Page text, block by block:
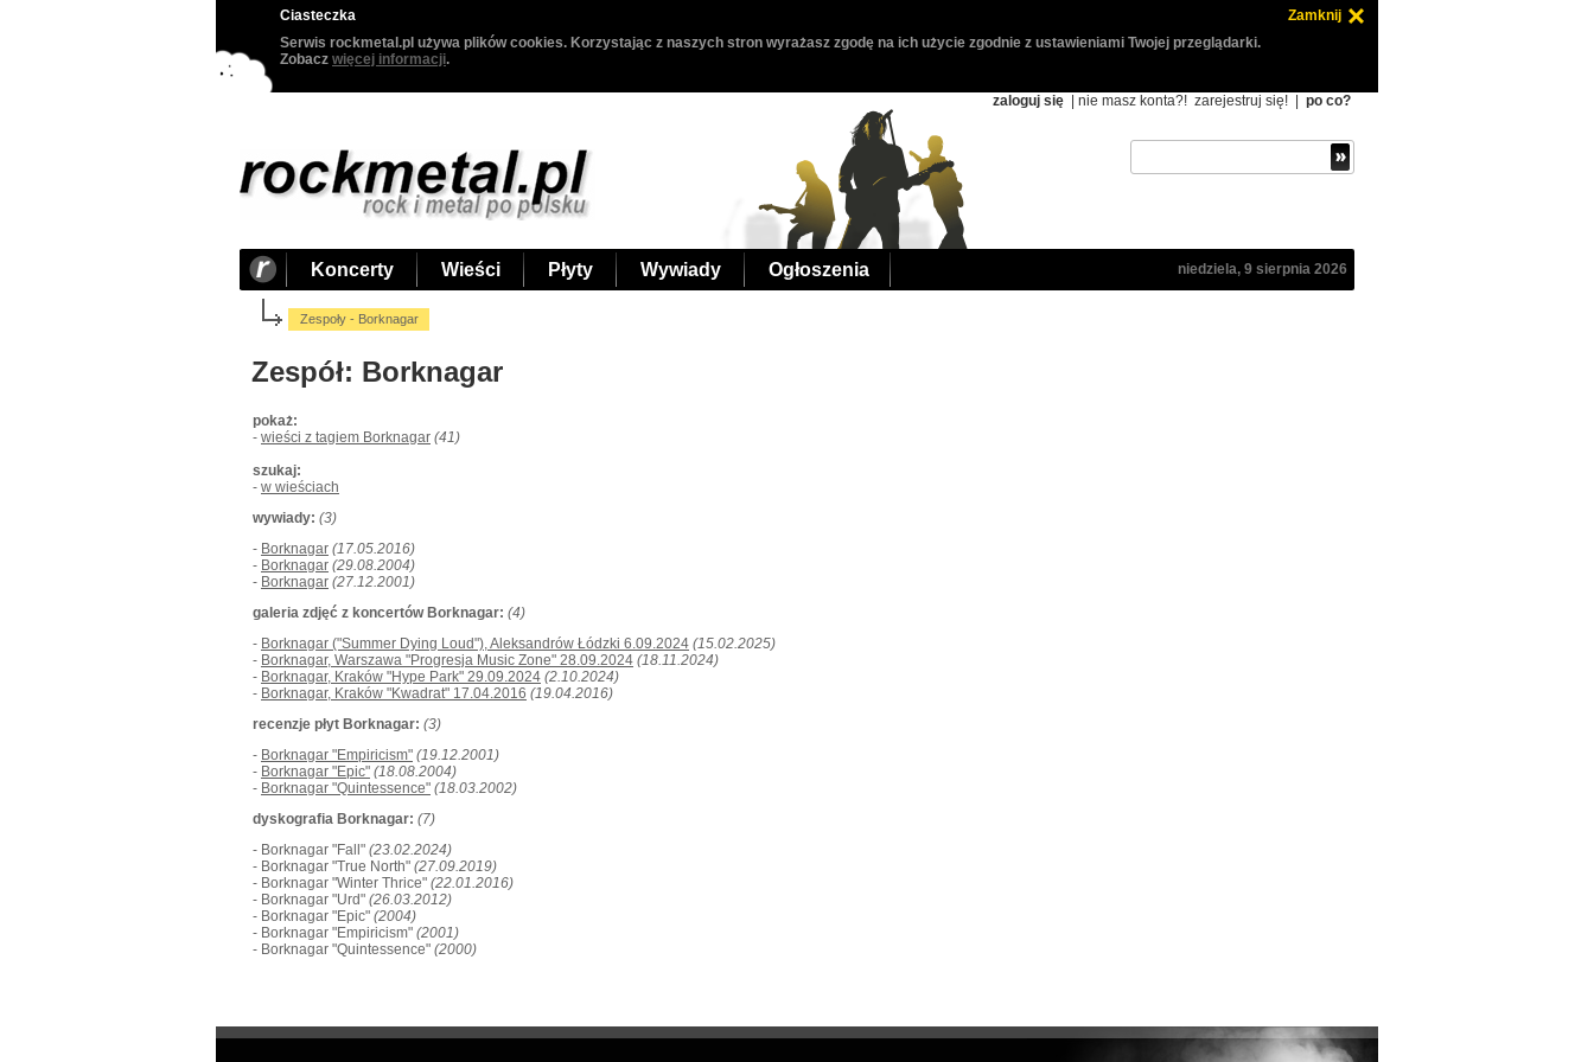
Ciasteczka
Zamknij
Serwis rockmetal.pl używa plików cookies. Korzystając z naszych stron wyrażasz zgodę na ich użycie zgodnie z ustawieniami Twojej przeglądarki.
Zobacz więcej informacji.
zaloguj się | nie masz konta?! zarejestruj się! po co?
Koncerty Wieści Płyty Wywiady Ogłoszenia niedziela, 9 sierpnia 2026
Zespoły - Borknagar
Zespół: Borknagar
pokaż:
- wieści z tagiem Borknagar (41)
szukaj:
- w wieściach
wywiady: (3)
- Borknagar (17.05.2016)
- Borknagar (29.08.2004)
- Borknagar (27.12.2001)
galeria zdjęć z koncertów Borknagar: (4)
- Borknagar ("Summer Dying Loud"), Aleksandrów Łódzki 6.09.2024 (15.02.2025)
- Borknagar, Warszawa "Progresja Music Zone" 28.09.2024 (18.11.2024)
- Borknagar, Kraków "Hype Park" 29.09.2024 (2.10.2024)
- Borknagar, Kraków "Kwadrat" 17.04.2016 (19.04.2016)
recenzje płyt Borknagar: (3)
- Borknagar "Empiricism" (19.12.2001)
- Borknagar "Epic" (18.08.2004)
- Borknagar "Quintessence" (18.03.2002)
dyskografia Borknagar: (7)
- Borknagar "Fall" (23.02.2024)
- Borknagar "True North" (27.09.2019)
- Borknagar "Winter Thrice" (22.01.2016)
- Borknagar "Urd" (26.03.2012)
- Borknagar "Epic" (2004)
- Borknagar "Empiricism" (2001)
- Borknagar "Quintessence" (2000)